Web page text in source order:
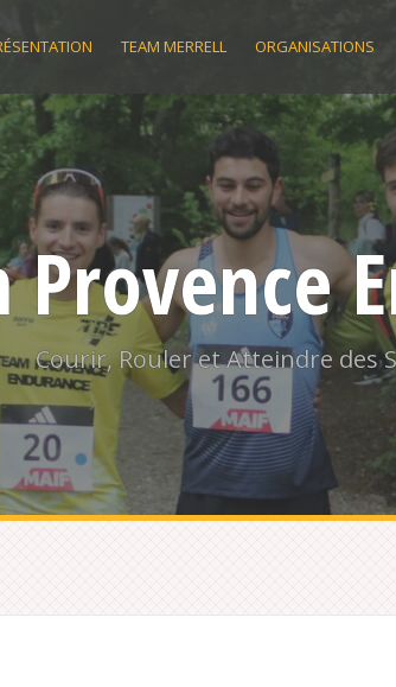
TEAM MERRELL ORGANISATIONS
Provence
Courir, Rouler et Atteindre des